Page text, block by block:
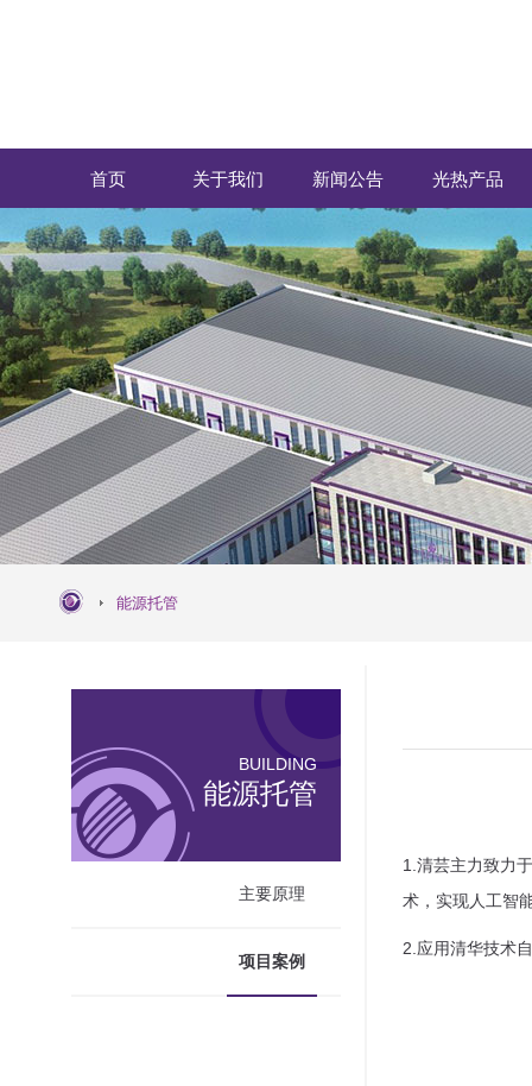
首页 关于我们 新闻公告 光热产品
能源托管
BUILDING
能源托管
主要原理
项目案例
1.清芸主力致力
术，实现人工智
2.应用清华技术